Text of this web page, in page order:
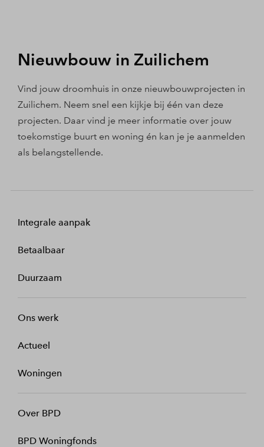
Nieuwbouw in Zuilichem
Vind jouw droomhuis in onze nieuwbouwprojecten in
Zuilichem. Neem snel een kijkje bij één van deze
projecten. Daar vind je meer informatie over jouw
toekomstige buurt en woning én kan je je aanmelden
als belangstellende.
Integrale aanpak
Betaalbaar
Duurzaam
Ons werk
Actueel
Woningen
Over BPD
BPD Woningfonds